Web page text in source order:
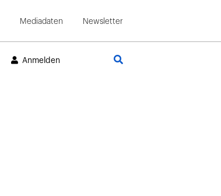
Mediadaten Newsletter
Anmelden